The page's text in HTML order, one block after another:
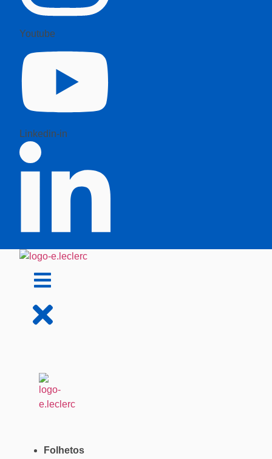
Youtube
Linkedin-in
Folhetos